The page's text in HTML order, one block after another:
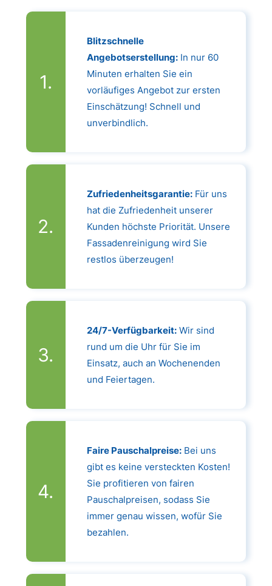
Blitzschnelle
Angebotserstellung:In nur 60
Minuten erhalten Sie ein
vorläufiges Angebot zur ersten
Einschätzung! Schnell und
unverbindlich.
Zufriedenheitsgarantie:Für uns
hat die Zufriedenheit unserer
Kunden höchste Priorität. Unsere
Fassadenreinigung wird Sie
restlos überzeugen!
24/7-Verfügbarkeit:Wir sind
rund um die Uhr für Sie im
Einsatz, auch an Wochenenden
und Feiertagen.
Faire Pauschalpreise:Bei uns
gibt es keine versteckten Kosten!
Sie profitieren von fairen
Pauschalpreisen, sodass Sie
immer genau wissen, wofür Sie
bezahlen.